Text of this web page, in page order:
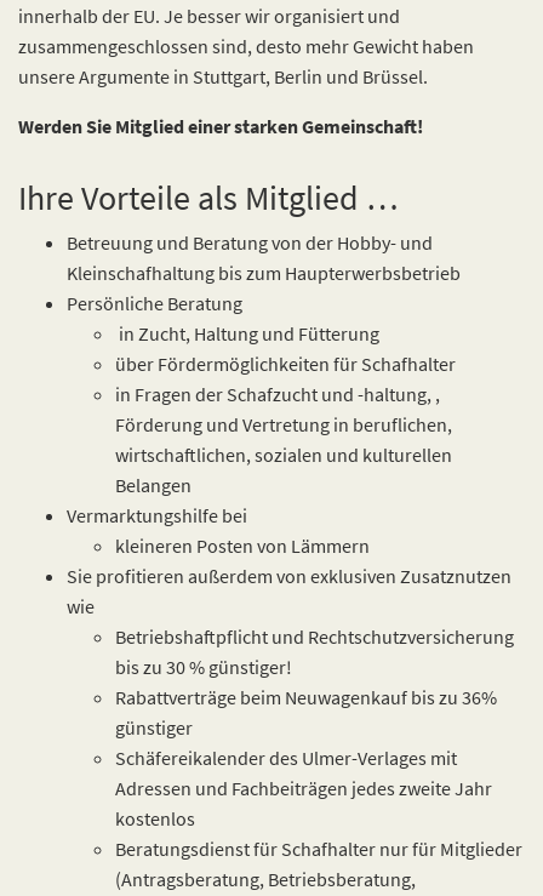
innerhalb der EU. Je besser wir organisiert und
zusammengeschlossen sind, desto mehr Gewicht haben
unsere Argumente in Stuttgart, Berlin und Brüssel.
Werden Sie Mitglied einer starken Gemeinschaft!
Ihre Vorteile als Mitglied …
Betreuung und Beratung von der Hobby- und
Kleinschafhaltung bis zum Haupterwerbsbetrieb
Persönliche Beratung
in Zucht, Haltung und Fütterung
über Fördermöglichkeiten für Schafhalter
in Fragen der Schafzucht und -haltung, ,
Förderung und Vertretung in beruflichen,
wirtschaftlichen, sozialen und kulturellen
Belangen
Vermarktungshilfe bei
kleineren Posten von Lämmern
Sie profitieren außerdem von exklusiven Zusatznutzen
wie
Betriebshaftpflicht und Rechtschutzversicherung
bis zu 30 % günstiger!
Rabattverträge beim Neuwagenkauf bis zu 36%
günstiger
Schäfereikalender des Ulmer-Verlages mit
Adressen und Fachbeiträgen jedes zweite Jahr
kostenlos
Beratungsdienst für Schafhalter nur für Mitglieder
(Antragsberatung, Betriebsberatung,